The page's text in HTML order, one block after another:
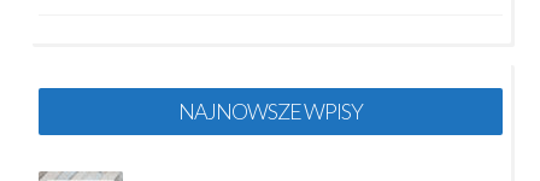
NAJNOWSZE WPISY